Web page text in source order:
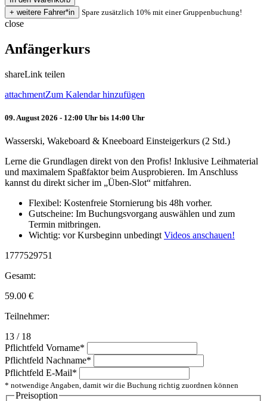
Spare zusätzlich 10% mit einer Gruppenbuchung!
close
Anfängerkurs
shareLink teilen
attachmentZum Kalendar hinzufügen
09. August 2026 - 12:00 Uhr bis 14:00 Uhr
Wasserski, Wakeboard & Kneeboard Einsteigerkurs (2 Std.)
Lerne die Grundlagen direkt von den Profis! Inklusive Leihmaterial
und maximalem Spaßfaktor beim Ausprobieren. Im Anschluss
kannst du direkt sicher im „Üben-Slot“ mitfahren.
Flexibel: Kostenfreie Stornierung bis 48h vorher.
Gutscheine: Im Buchungsvorgang auswählen und zum
Termin mitbringen.
Wichtig: vor Kursbeginn unbedingt Videos anschauen!
1777529751
Gesamt:
59.00 €
Teilnehmer:
13 / 18
Pflichtfeld Vorname*
Pflichtfeld Nachname*
Pflichtfeld E-Mail*
* notwendige Angaben, damit wir die Buchung richtig zuordnen können
Preisoption